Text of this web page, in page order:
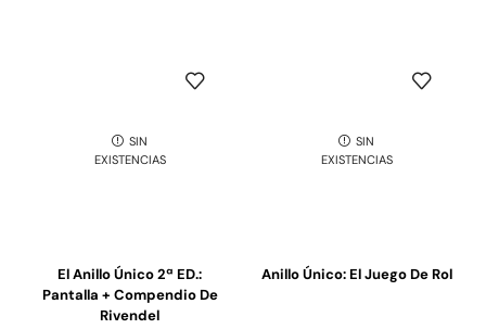
SIN
EXISTENCIAS
El Anillo Único 2ª ED.:
Pantalla + Compendio De
Rivendel
SIN
EXISTENCIAS
Anillo Único: El Juego De Rol